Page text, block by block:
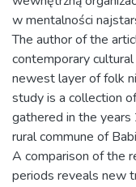
w mentalności
The author of the
contemporary
newest layer of folk
study is a collection
gathered in the
rural commune of
A comparison of the
periods reveals new